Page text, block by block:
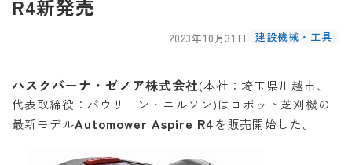
R4新発売
2023年10月31日 建設機械・工具
ハスクバーナ・ゼノア株式会社(本社：埼玉県川越市、
代表取締役：パウリーン・ニルソン)はロボット芝刈機の
最新モデルAutomower Aspire R4を販売開始した。